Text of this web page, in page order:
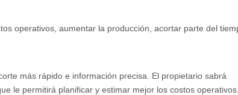
operativos, aumentar la producción, acortar parte del
más rápido e información precisa. El propietario sabrá
le permitirá planificar y estimar mejor los costos operativos.